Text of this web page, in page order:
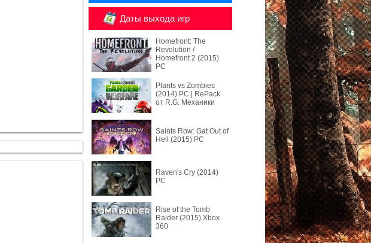
Даты выхода игр
Homefront: The
Revolution /
Homefront 2 (2015)
PC
Plants vs Zombies
(2014) PC | RePack
от R.G. Механики
Saints Row: Gat Out of
Hell (2015) PC
Raven's Cry (2014)
PC
Rise of the Tomb
Raider (2015) Xbox
360